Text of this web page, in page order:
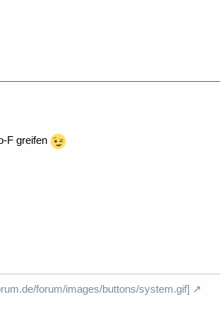
F greifen
forum/images/buttons/system.gif]